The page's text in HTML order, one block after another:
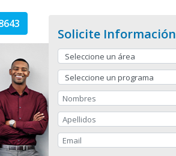
Solicite Información